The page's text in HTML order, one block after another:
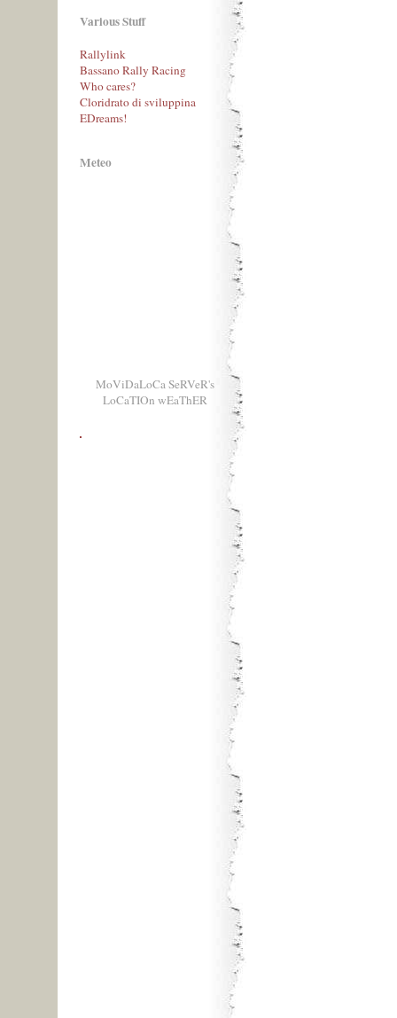
Various Stuff
Rallylink
Bassano Rally Racing
Who cares?
Cloridrato di sviluppina
EDreams!
Meteo
MoViDaLoCa SeRVeR's
LoCaTIOn wEaThER